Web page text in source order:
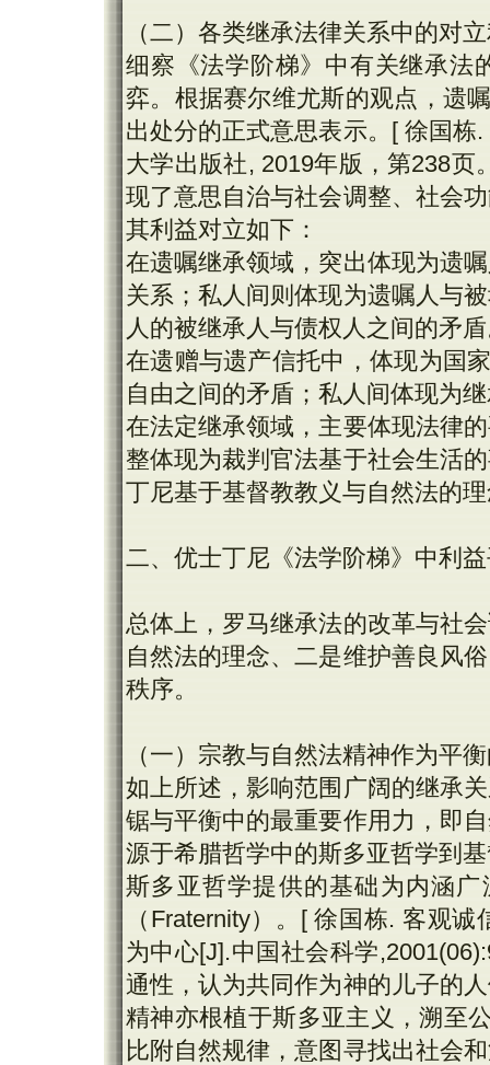
（二）各类继承法律关系中的对
细察《法学阶梯》中有关继承法
弈。根据赛尔维尤斯的观点，遗
出处分的正式意思表示。[ 徐国
大学出版社, 2019年版，第238
现了意思自治与社会调整、社会
其利益对立如下：
在遗嘱继承领域，突出体现为遗
关系；私人间则体现为遗嘱人与
人的被继承人与债权人之间的矛
在遗赠与遗产信托中，体现为国
自由之间的矛盾；私人间体现为
在法定继承领域，主要体现法律
整体现为裁判官法基于社会生活
丁尼基于基督教教义与自然法的
二、优士丁尼《法学阶梯》中利
总体上，罗马继承法的改革与社
自然法的理念、二是维护善良风
秩序。
（一）宗教与自然法精神作为平
如上所述，影响范围广阔的继承
锯与平衡中的最重要作用力，即
源于希腊哲学中的斯多亚哲学到
斯多亚哲学提供的基础为内涵
（Fraternity）。[ 徐国栋. 客观
为中心[J].中国社会科学
通性，认为共同作为神的儿子的
精神亦根植于斯多亚主义，溯至
比附自然规律，意图寻找出社会